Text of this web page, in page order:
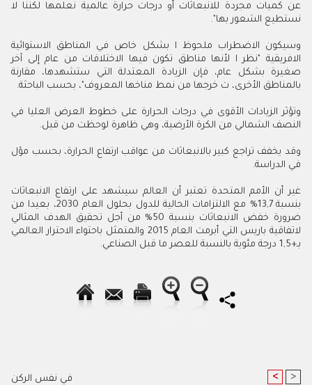
عن كميات مجردة للانبعاثات أو درجات حرارة عالمية نعلمها لكننا لا
نستطيع الشعور بها".
وسيكون الاضطراب ملحوظ ا بشكل خاص في المناطق الاستوائية
الافريقية "نظر ا لأنها مناطق تكون فيها الاختلافات من عام إلى آخر
صغيرة بشكل عام، فإن الزيادة المعتدلة التي ستشهدها، مقارنة
بالمناطق الأخرى، ت خرجها من نمط مناخها المعروف"، بحسب الباحثة.
وتؤثر الزيادات الأقوى في درجات الحرارة على خطوط العرض العليا في
النصف الشمالي من الكرة الأرضية، وهي ظاهرة لوحظت من قبل.
وقد يخفف تراجع كبير بالانبعاثات من عواقب ارتفاع الحرارة، بحسب مؤل
في الدراسة.
غير أن الأمم المتحدة تعتبر أن العالم سيشهد على ارتفاع الانبعاثات
بنسبة 13,7% مع الالتزامات الحالية للدول بحلول العام 2030، بعيدا من
ضرورة خفض الانبعاثات بنسبة 50% من أجل تحقيق الهدف المثالي
لاتفاقية باريس التي أبرمت العام 2015 والمتمثل باحتواء الاحترار العالمي
بـ+1,5 درجة مئوية بالنسبة للعصر ما قبل الصناعي.
في نفس الركن < >